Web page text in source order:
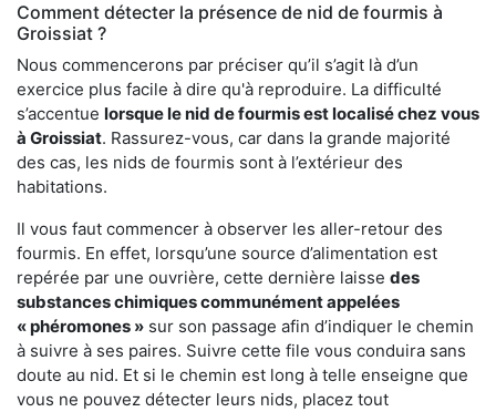
Comment détecter la présence de nid de fourmis à
Groissiat ?
Nous commencerons par préciser qu’il s’agit là d’un
exercice plus facile à dire qu'à reproduire. La difficulté
s’accentue lorsque le nid de fourmis est localisé chez vous
à Groissiat. Rassurez-vous, car dans la grande majorité
des cas, les nids de fourmis sont à l’extérieur des
habitations.
Il vous faut commencer à observer les aller-retour des
fourmis. En effet, lorsqu’une source d’alimentation est
repérée par une ouvrière, cette dernière laisse des
substances chimiques communément appelées
« phéromones » sur son passage afin d’indiquer le chemin
à suivre à ses paires. Suivre cette file vous conduira sans
doute au nid. Et si le chemin est long à telle enseigne que
vous ne pouvez détecter leurs nids, placez tout